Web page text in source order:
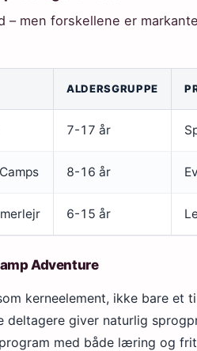
– men forskellene er
ALDERSGRUPPE
7-17 år
8-16 år
6-15 år
Adventure
kerneelement, ikke bare et
deltagere giver naturlig
med både læring og